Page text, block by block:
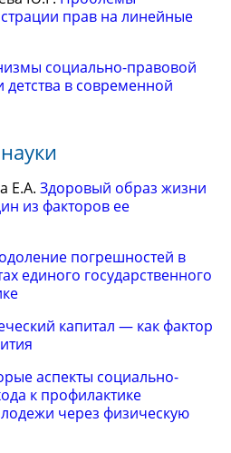
прав на линейные
социально-правовой
в современной
Е.А. Здоровый образ жизни
из факторов ее
погрешностей в
единого государственного
капитал — как фактор
аспекты социально-
к профилактике
через физическую